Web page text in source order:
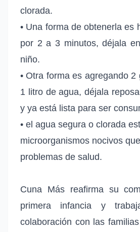
clorada.
• Una forma de obtenerla es
por 2 a 3 minutos, déjala
niño.
• Otra forma es agregando
1 litro de agua, déjala
y ya está lista para ser
• el agua segura o clorada
microorganismos nocivos
problemas de salud.
Cuna Más reafirma su
primera infancia y
colaboración con las